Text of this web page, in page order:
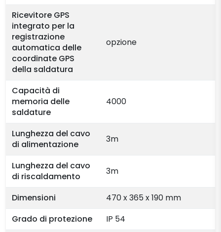
Ricevitore GPS
integrato per la
registrazione
automatica delle
coordinate GPS
della saldatura
opzione
Capacità di
memoria delle
saldature
4000
Lunghezza del cavo
di alimentazione
3m
Lunghezza del cavo
di riscaldamento
3m
Dimensioni
470 x 365 x 190 mm
Grado di protezione
IP 54